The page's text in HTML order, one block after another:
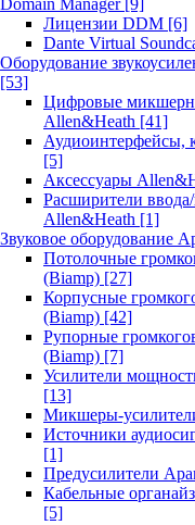
Domain Manager [9]
Лицензии DDM [6]
Dante Virtual
Оборудование
[53]
Цифровые
Allen&Heath [41]
Аудиоинтерфейсы,
[5]
Аксессуары
Расширители
Allen&Heath [1]
Звуковое оборудование
Потолочные
(Biamp) [27]
Корпусные
(Biamp) [42]
Рупорные
(Biamp) [7]
Усилители
[13]
Микшеры-
Источники
[1]
Предусилители
Кабельные
[5]